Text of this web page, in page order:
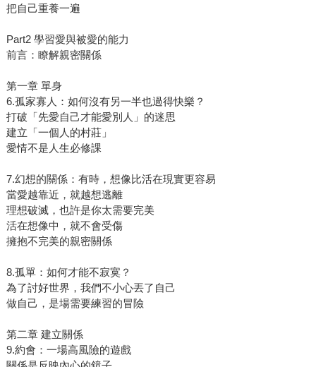
把自己重養一遍
Part2 學習愛與被愛的能力
前言：瞭解親密關係
第一章 單身
6.孤家寡人：如何沒有另一半也過得快樂？
打破「先愛自己才能愛別人」的迷思
建立「一個人的村莊」
愛情不是人生必修課
7.幻想的關係：有時，想像比活在現實更容易
當愛越靠近，就越想逃離
理想破滅，也許是你太需要完美
活在想像中，就不會受傷
擁抱不完美的親密關係
8.孤單：如何才能不寂寞？
為了討好世界，我們不小心丟了自己
做自己，是場需要練習的冒險
第二章 建立關係
9.約會：一場高風險的遊戲